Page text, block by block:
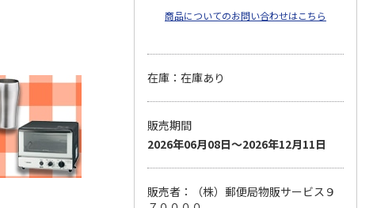
商品についてのお問い合わせはこちら
在庫：在庫あり
販売期間
2026年06月08日～2026年12月11日
販売者：（株）郵便局物販サービス９